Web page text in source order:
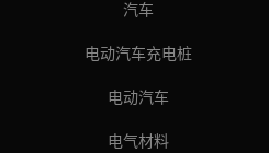
汽车
电动汽车充电桩
电动汽车
电气材料